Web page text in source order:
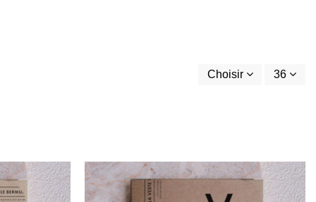
Choisir 36